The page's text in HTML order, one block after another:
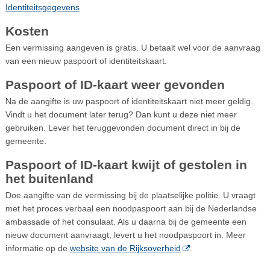
Identiteitsgegevens
Kosten
Een vermissing aangeven is gratis. U betaalt wel voor de aanvraag
van een nieuw paspoort of identiteitskaart.
Paspoort of ID-kaart weer gevonden
Na de aangifte is uw paspoort of identiteitskaart niet meer geldig.
Vindt u het document later terug? Dan kunt u deze niet meer
gebruiken. Lever het teruggevonden document direct in bij de
gemeente.
Paspoort of ID-kaart kwijt of gestolen in
het buitenland
Doe aangifte van de vermissing bij de plaatselijke politie. U vraagt
met het proces verbaal een noodpaspoort aan bij de Nederlandse
ambassade of het consulaat. Als u daarna bij de gemeente een
nieuw document aanvraagt, levert u het noodpaspoort in. Meer
informatie op de website van de Rijksoverheid .